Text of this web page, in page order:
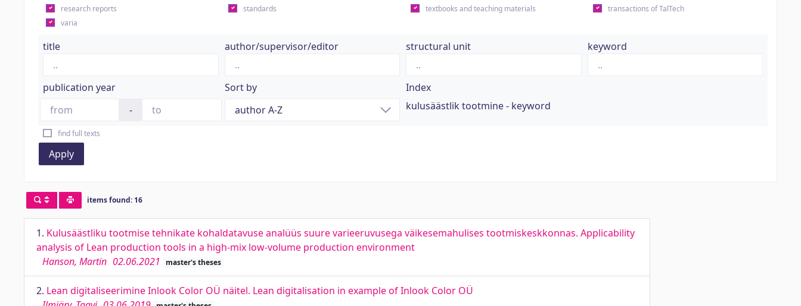
research reports
standards textbooks and teaching materials
transactions of TalTech
varia
title author/supervisor/editor structural unit keyword
publication year
-
Sort by
Index
kulusäästlik tootmine - keyword
find full texts
Apply
items found: 16
1. Kulusäästliku tootmise tehnikate kohaldatavuse analüüs suure varieeruvusega väikesemahulises tootmiskeskkonnas. Applicability
analysis of Lean production tools in a high-mix low-volume production environment
Hanson, Martin 02.06.2021 master's theses
2. Lean digitaliseerimine Inlook Color OÜ näitel. Lean digitalisation in example of Inlook Color OÜ